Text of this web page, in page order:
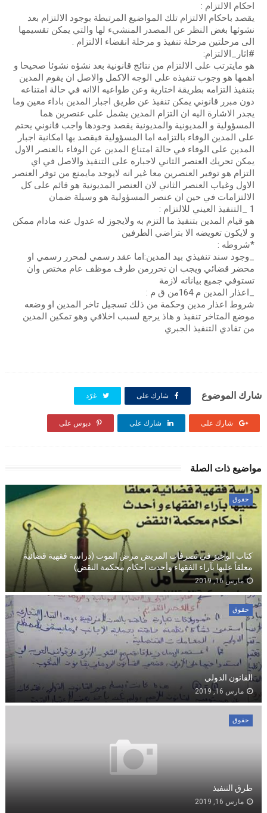
احكام الالتزام :
يقصد باحكام الالتزام تلك المواضيع المرتبطة بوجود الالتزام بعد
نشوئها بغض النظر عن المصدر المنشيء لها والتي يمكن تقسيمها
الى مرحلتين مرحلة تنفيذ و مرحلة انقضاء الالتزام .
#اثار_الالتزام:
هو مايترتب على الالتزام من نتائج قانونية بعد نشؤه نشوئا صحيحا و
اهمها هو وجوب تنفيذه على الوجه الاكمل والاصل ان يقوم المدين
بتنفيذ التزامه بطريقة اختارية وعن طواعيه الاانه في حالة امتناعه
دون مبرر قانوني يمكن تنفيذ عن طريق اجبار المدين باداء معين وما
يجدر الاشارة اليه ان التزام المدين يشمل على عنصرين هما
المسؤولية و المديونية والمديونية يقصد وجودها واجب قانوني يحتم
على المدين الوفاء بالتزامه اما المسؤولية فيقصد بها امكانية اجبار
المدين على الوفاء في حالة امتناع المدين عن الوفاء بالعنصر الاول
يمكن تحريك العنصر الثاني لاجباره على التنفيذ والاصل في اي
التزام هو توفير العنصرين معا غير انه لايوجد مايمنع من توفر العنصر
الاول وغياب العنصر الثاني لان العنصر المديونية هو قائم على كل
الالتزامات في حين ان عنصر المسؤولية هو وسيلة ضمان
1 _التنفيذ العيني للالتزام :
هو قيام المدين بتنفيذ ما التزم به ولايجوز له عدول عنه مادام ممكن
و لايكون تعويضه الا بتراضي الطرفين
*شروطه :
_وجود سند تنفيذي بيد المدين:اما عقد رسمي لمحرر رسمي او
محضر قضائي ويجب ان تحررمن طرف موظف عام مختص وان
تستوفي جميع بياناته لازمة
_اعذار المدين م 164من ق م :
شروط اعذار مدين وحكمة من ذلك تسجيل تاخر المدين او وضعه
موضع المتاخر تنفيذ و هاذ يرجع لسبب اخلاقي وهو تمكين المدين
من تفادي التنفيذ الجبري
شارك الموضوع شارك على غرّد
شارك على شارك على دبوس على
مواضيع ذات الصلة
حقوق
كتاب الوجيز في تصرفات المريض مرض الموت (دراسة فقهية قضائية
معلقاً عليها بآراء الفقهاء وأحدث أحكام محكمة النقض)
مارس 16, 2019
حقوق
القانون الدولي
مارس 16, 2019
حقوق
طرق التنفيذ
مارس 16, 2019